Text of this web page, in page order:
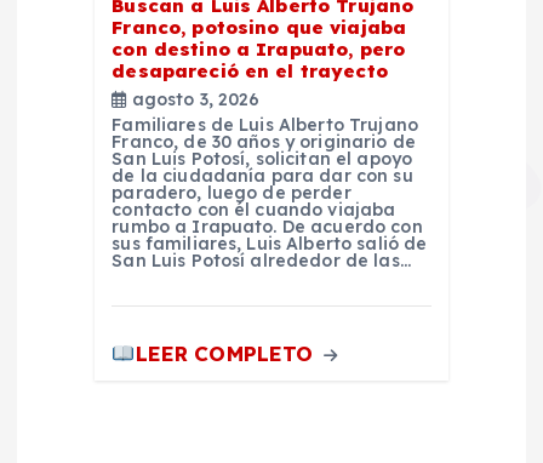
Buscan a Luis Alberto Trujano
Franco, potosino que viajaba
con destino a Irapuato, pero
desapareció en el trayecto
agosto 3, 2026
Familiares de Luis Alberto Trujano
Franco, de 30 años y originario de
San Luis Potosí, solicitan el apoyo
de la ciudadanía para dar con su
paradero, luego de perder
contacto con él cuando viajaba
rumbo a Irapuato. De acuerdo con
sus familiares, Luis Alberto salió de
San Luis Potosí alrededor de las…
LEER COMPLETO